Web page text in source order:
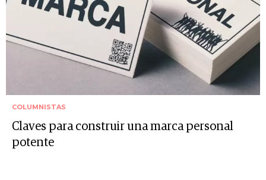
COLUMNISTAS
Claves para construir una marca personal
potente